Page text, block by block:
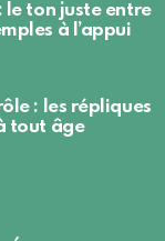
le ton juste entre
à l’appui
: les répliques
tout âge